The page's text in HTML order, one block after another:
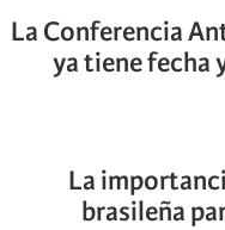
La Conferencia
ya tiene fecha
La
brasileña